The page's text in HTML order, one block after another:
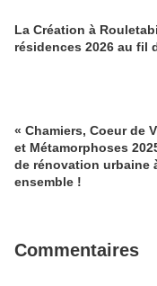
La Création à
résidences 2026 au fil
« Chamiers, Coeur de
et Métamorphoses
de rénovation urbaine
ensemble !
Commentaires